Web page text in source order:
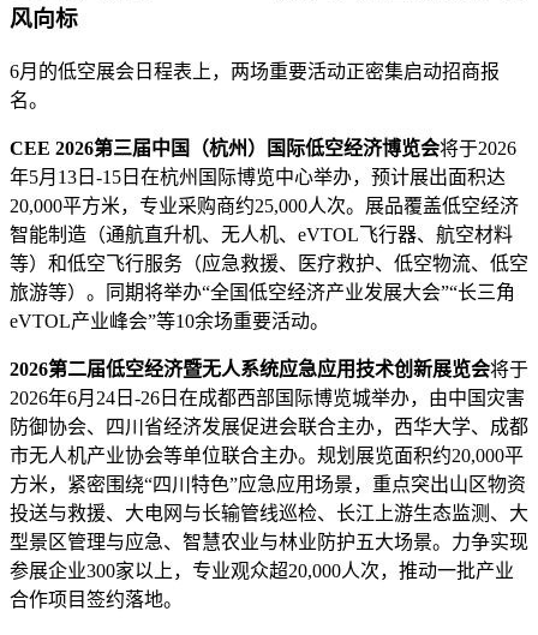
风向标
6月的低空展会日程表上，两场重要活动正密集启动招商报
名。
CEE 2026第三届中国（杭州）国际低空经济博览会将于2026
年5月13日-15日在杭州国际博览中心举办，预计展出面积达
20,000平方米，专业采购商约25,000人次。展品覆盖低空经济
智能制造（通航直升机、无人机、eVTOL飞行器、航空材料
等）和低空飞行服务（应急救援、医疗救护、低空物流、低空
旅游等）。同期将举办“全国低空经济产业发展大会”“长三角
eVTOL产业峰会”等10余场重要活动。
2026第二届低空经济暨无人系统应急应用技术创新展览会将于
2026年6月24日-26日在成都西部国际博览城举办，由中国灾害
防御协会、四川省经济发展促进会联合主办，西华大学、成都
市无人机产业协会等单位联合主办。规划展览面积约20,000平
方米，紧密围绕“四川特色”应急应用场景，重点突出山区物资
投送与救援、大电网与长输管线巡检、长江上游生态监测、大
型景区管理与应急、智慧农业与林业防护五大场景。力争实现
参展企业300家以上，专业观众超20,000人次，推动一批产业
合作项目签约落地。